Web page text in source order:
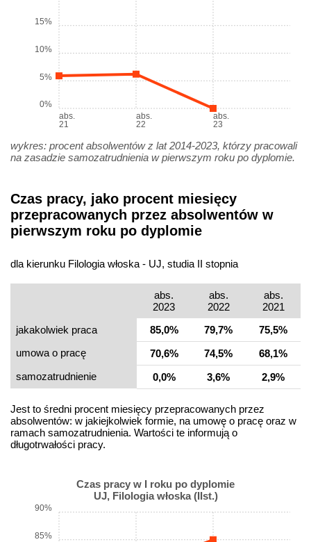
abs.
21
abs.
22
abs.
23
0%
5%
10%
15%
wykres: procent absolwentów z lat 2014-2023, którzy pracowali
na zasadzie samozatrudnienia w pierwszym roku po dyplomie.
Czas pracy, jako procent miesięcy
przepracowanych przez absolwentów w
pierwszym roku po dyplomie
dla kierunku Filologia włoska - UJ, studia II stopnia
abs.
2023
abs.
2022
abs.
2021
jakakolwiek praca
85,0% 79,7%
75,5%
umowa o pracę
70,6% 74,5%
68,1%
samo­zatrudnienie
0,0% 3,6% 2,9%
Jest to średni procent miesięcy przepracowanych przez
absolwentów: w jakiejkolwiek formie, na umowę o pracę oraz w
ramach samozatrudnienia. Wartości te informują o
długotrwałości pracy.
Czas pracy w I roku po dyplomie
UJ, Filologia włoska (IIst.)
85%
90%